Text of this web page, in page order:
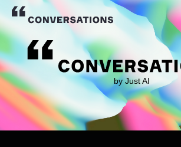
by Just AI
Летняя Conversations в СПб 2026
завершена!